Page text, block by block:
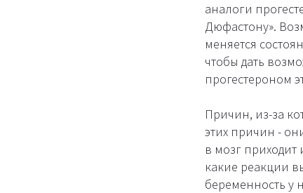
аналоги
Дюфастону».
меняется
чтобы дать
прогестероном
Причин, из-за
этих причин -
в мозг
какие реакции
беременность у